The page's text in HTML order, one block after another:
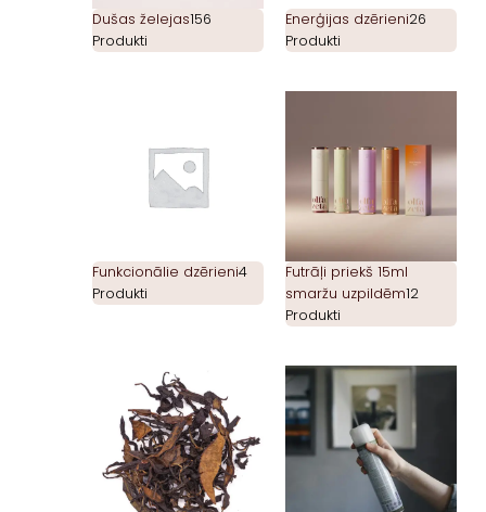
Dušas želejas156
Produkti
Enerģijas dzērieni26
Produkti
Funkcionālie dzērieni4
Produkti
Futrāļi priekš 15ml
smaržu uzpildēm12
Produkti